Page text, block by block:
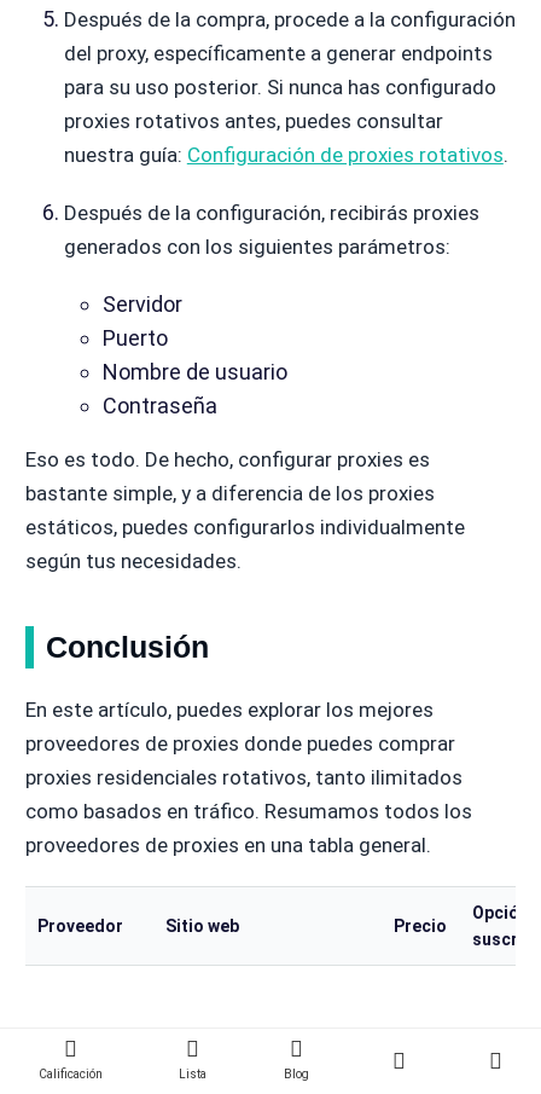
Después de la compra, procede a la configuración
del proxy, específicamente a generar endpoints
para su uso posterior. Si nunca has configurado
proxies rotativos antes, puedes consultar
nuestra guía: Configuración de proxies rotativos.
Después de la configuración, recibirás proxies
generados con los siguientes parámetros:
Servidor
Puerto
Nombre de usuario
Contraseña
Eso es todo. De hecho, configurar proxies es
bastante simple, y a diferencia de los proxies
estáticos, puedes configurarlos individualmente
según tus necesidades.
Conclusión
En este artículo, puedes explorar los mejores
proveedores de proxies donde puedes comprar
proxies residenciales rotativos, tanto ilimitados
como basados en tráfico. Resumamos todos los
proveedores de proxies en una tabla general.
Proveedor Sitio web Precio
Opción
ThorData https://thordata.com/
$1.05
Calificación Lista Blog